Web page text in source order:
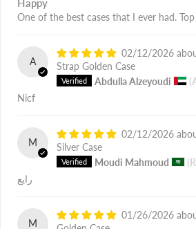
Happy
One of the best cases that I ever had.
A
02/12/2026
Strap Golden Case
Abdulla Alzeyoudi
Nicf
M
02/12/2026
Silver Case
Moudi Mahmoud
رايع
M
01/26/2026